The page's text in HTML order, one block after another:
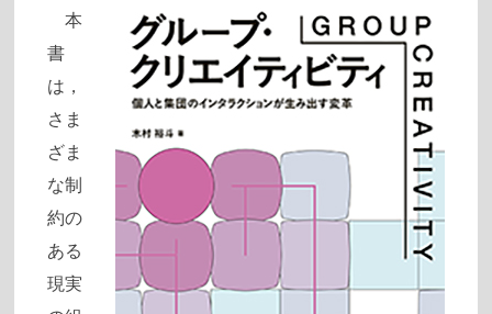
本
書
は，
さま
ざま
な制
約の
ある
現実